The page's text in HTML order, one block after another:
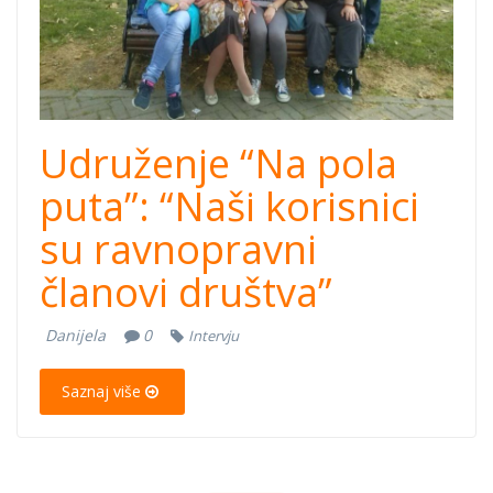
Udruženje “Na pola
puta”: “Naši korisnici
su ravnopravni
članovi društva”
Danijela 0 Intervju
Saznaj više